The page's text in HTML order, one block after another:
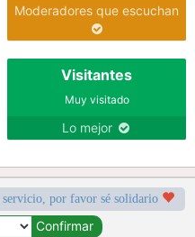
Moderadores que escuchan
Visitantes
Muy visitado
Lo mejor
por favor sé solidario